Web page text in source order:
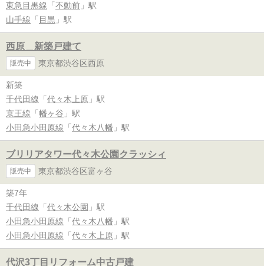
東急目黒線 「 不動前 」駅
山手線 「 目黒 」駅
西原＿新築戸建て
販売中 東京都渋谷区西原
新築
千代田線 「 代々木上原 」駅
京王線 「 幡ヶ谷 」駅
小田急小田原線 「 代々木八幡 」駅
ブリリアタワー代々木公園クラッシィ
販売中 東京都渋谷区富ヶ谷
築7年
千代田線 「 代々木公園 」駅
小田急小田原線 「 代々木八幡 」駅
小田急小田原線 「 代々木上原 」駅
代沢3丁目リフォーム中古戸建